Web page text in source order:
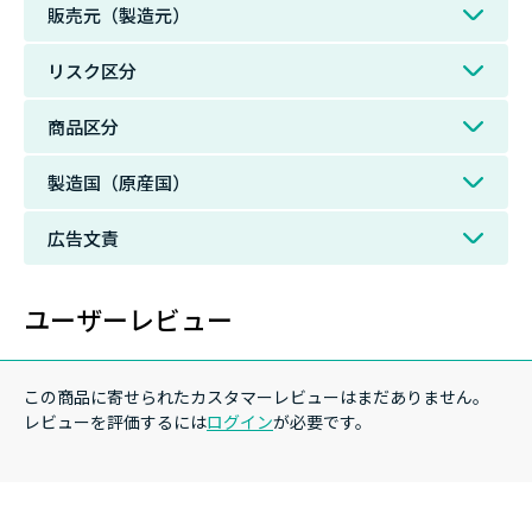
販売元（製造元）
リスク区分
商品区分
製造国（原産国）
広告文責
ユーザーレビュー
この商品に寄せられたカスタマーレビューはまだありません。
レビューを評価するにはログインが必要です。